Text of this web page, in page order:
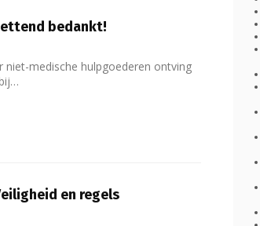
bedankt!
niet-medische hulpgoederen ontving
en regels